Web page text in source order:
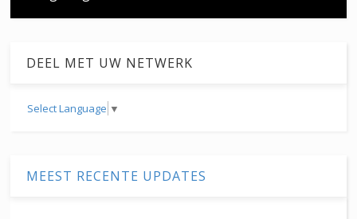
DEEL MET UW NETWERK
Select Language ▼
MEEST RECENTE UPDATES